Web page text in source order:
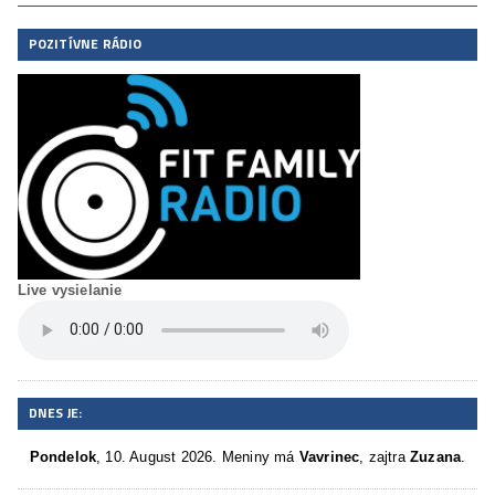
POZITÍVNE RÁDIO
Live vysielanie
DNES JE:
Pondelok , 10. August 2026. Meniny má Vavrinec , zajtraZuzana